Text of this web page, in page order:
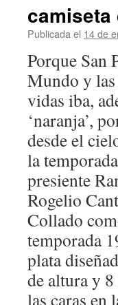
camiseta
Publicada el 14 de
Porque San
Mundo y las
vidas iba,
‘naranja’,
desde el
la
presiente
Rogelio
Collado
temporada
plata
de altura y
las caras en